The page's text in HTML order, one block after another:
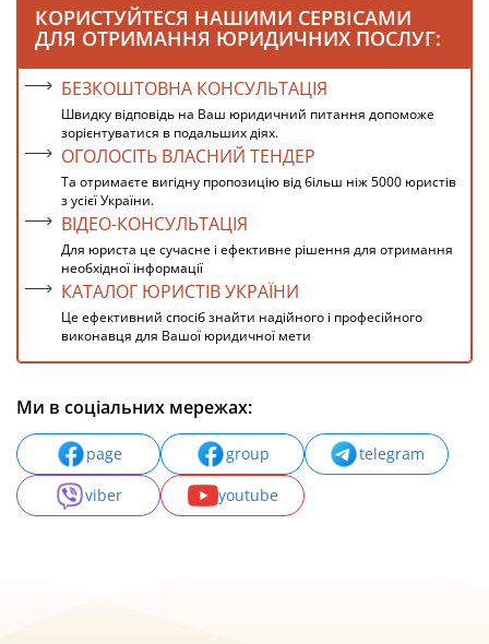
КОРИСТУЙТЕСЯ НАШИМИ СЕРВІСАМИ
ДЛЯ ОТРИМАННЯ ЮРИДИЧНИХ ПОСЛУГ:
БЕЗКОШТОВНА КОНСУЛЬТАЦІЯ
Швидку відповідь на Ваш юридичний питання допоможе
зорієнтуватися в подальших діях.
ОГОЛОСІТЬ ВЛАСНИЙ ТЕНДЕР
Та отримаєте вигідну пропозицію від більш ніж 5000 юристів
з усієї України.
ВІДЕО-КОНСУЛЬТАЦІЯ
Для юриста це сучасне і ефективне рішення для отримання
необхідної інформації
КАТАЛОГ ЮРИСТІВ УКРАЇНИ
Це ефективний спосіб знайти надійного і професійного
виконавця для Вашої юридичної мети
Ми в соціальних мережах:
page group
telegram
viber
youtube